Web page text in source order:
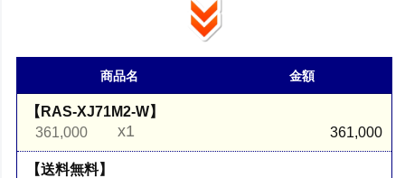
商品名 金額
【RAS-XJ71M2-W】
361,000
x1 361,000
【送料無料】